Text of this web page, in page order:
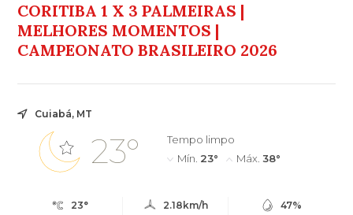
CORITIBA 1 X 3 PALMEIRAS |
MELHORES MOMENTOS |
CAMPEONATO BRASILEIRO 2026
Cuiabá, MT
23°
Tempo limpo
Mín. 23° Máx. 38°
23° 2.18km/h 47%